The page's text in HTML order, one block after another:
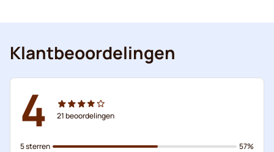
Klantbeoordelingen
4 21beoordelingen
5 sterren
57%